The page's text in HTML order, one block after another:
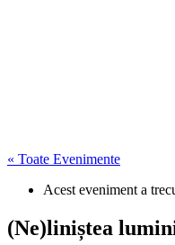
« Toate Evenimente
Acest eveniment a
(Ne)liniștea